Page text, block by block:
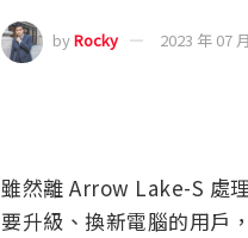
byRocky 2023 年 07
雖然離 Arrow Lake-S 處
要升級、換新電腦的用戶